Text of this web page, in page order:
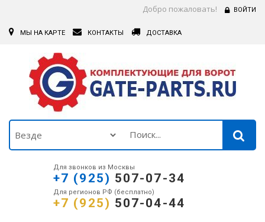
Добро пожаловать! ВОЙТИ
МЫ НА КАРТЕ КОНТАКТЫ ДОСТАВКА
Для звонков из Москвы
+7 (925) 507-07-34
Для регионов РФ (бесплатно)
+7 (925) 507-04-44